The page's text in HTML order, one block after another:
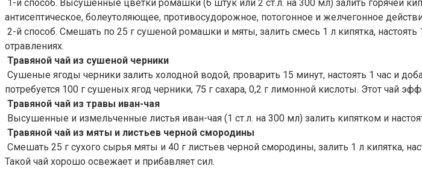
1-й способ. Высушенные цветки ромашки (6 штук или 2 ст.л. на 300 мл) залить горячей
антисептическое, болеутоляющее, противосудорожное, потогонное и желчегонное
2-й способ. Смешать по 25 г сушеной ромашки и мяты, залить смесь 1 л кипятка,
отравлениях.
Травяной чай из сушеной черники
Сушеные ягоды черники залить холодной водой, проварить 15 минут, настоять 1 час и
потребуется 100 г сушеных ягод черники, 75 г сахара, 0,2 г лимонной кислоты. Этот чай
Травяной чай из травы иван-чая
Высушенные и измельченные листья иван-чая (1 ст.л. на 300 мл) залить кипятком и
Травяной чай из мяты и листьев черной смородины
Смешать 25 г сухого сырья мяты и 40 г листьев черной смородины, залить 1 л кипятка,
Такой чай хорошо освежает и прибавляет сил.